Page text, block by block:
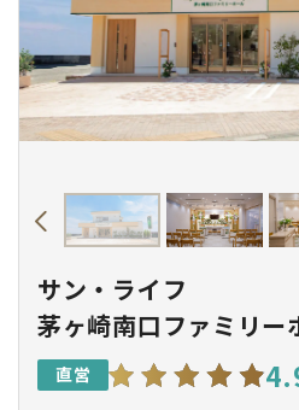
サン・ライフ
茅ヶ崎南口ファミリー
直営